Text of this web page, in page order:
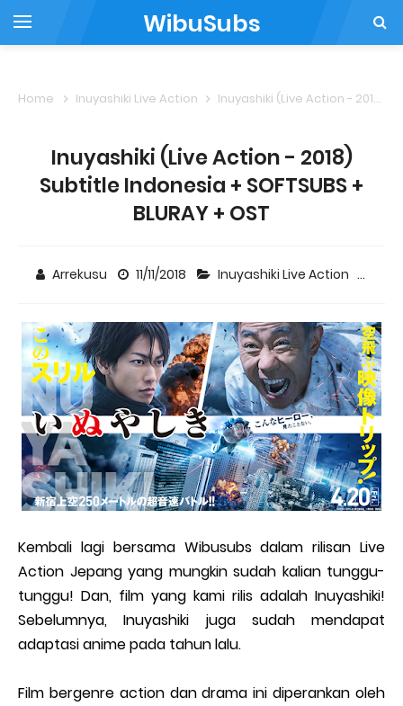
WibuSubs
Home Inuyashiki Live Action Inuyashiki (Live Action - 2018) Subtitle Indonesia + SOFTSUBS + BLURAY + OST
Inuyashiki (Live Action - 2018)
Subtitle Indonesia + SOFTSUBS +
BLURAY + OST
Arrekusu 11/11/2018 Inuyashiki Live Action
Kembali lagi bersama Wibusubs dalam rilisan Live
Action Jepang yang mungkin sudah kalian tunggu-
tunggu! Dan, film yang kami rilis adalah Inuyashiki!
Sebelumnya, Inuyashiki juga sudah mendapat
adaptasi anime pada tahun lalu.
Film bergenre action dan drama ini diperankan oleh